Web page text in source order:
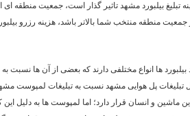
تبلیغ بیلبورد مشهد تاثیر گذار است، جمعیت منطقه ای
منطقه منتخب شما بالاتر باشد، هزینه رزرو
ها انواع مختلفی دارند که بعضی از آن ها نسبت
تبلیغات پل هوایی مشهد نسبت به تبلیغات لمپوست
ماشین و انسان قرار دارد؛ اما لمپوست ها به دلیل این